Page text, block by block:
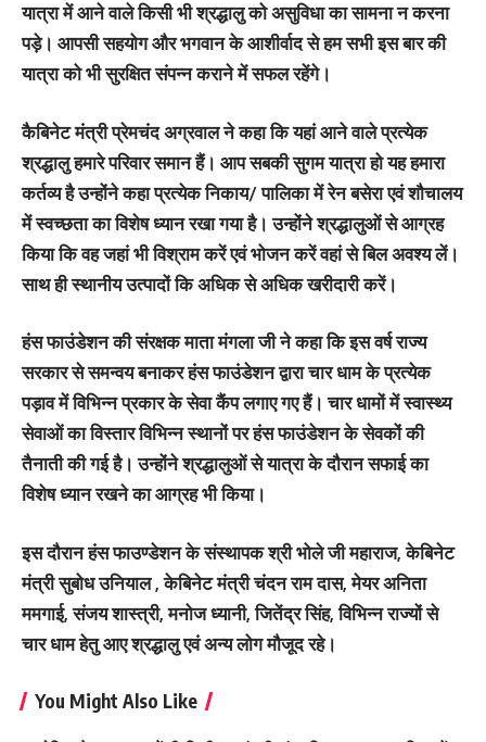
यात्रा में आने वाले किसी भी श्रद्धालु को असुविधा का सामना न करना
पड़े। आपसी सहयोग और भगवान के आशीर्वाद से हम सभी इस बार की
यात्रा को भी सुरक्षित संपन्न कराने में सफल रहेंगे।
कैबिनेट मंत्री प्रेमचंद अग्रवाल ने कहा कि यहां आने वाले प्रत्येक
श्रद्धालु हमारे परिवार समान हैं। आप सबकी सुगम यात्रा हो यह हमारा
कर्तव्य है उन्होंने कहा प्रत्येक निकाय/ पालिका में रेन बसेरा एवं शौचालय
में स्वच्छता का विशेष ध्यान रखा गया है। उन्होंने श्रद्धालुओं से आग्रह
किया कि वह जहां भी विश्राम करें एवं भोजन करें वहां से बिल अवश्य लें।
साथ ही स्थानीय उत्पादों कि अधिक से अधिक खरीदारी करें।
हंस फाउंडेशन की संरक्षक माता मंगला जी ने कहा कि इस वर्ष राज्य
सरकार से समन्वय बनाकर हंस फाउंडेशन द्वारा चार धाम के प्रत्येक
पड़ाव में विभिन्न प्रकार के सेवा कैंप लगाए गए हैं। चार धामों में स्वास्थ्य
सेवाओं का विस्तार विभिन्न स्थानों पर हंस फाउंडेशन के सेवकों की
तैनाती की गई है। उन्होंने श्रद्धालुओं से यात्रा के दौरान सफाई का
विशेष ध्यान रखने का आग्रह भी किया।
इस दौरान हंस फाउण्डेशन के संस्थापक श्री भोले जी महाराज, केबिनेट
मंत्री सुबोध उनियाल , केबिनेट मंत्री चंदन राम दास, मेयर अनिता
ममगाई, संजय शास्त्री, मनोज ध्यानी, जितेंद्र सिंह, विभिन्न राज्यों से
चार धाम हेतु आए श्रद्धालु एवं अन्य लोग मौजूद रहे।
You Might Also Like